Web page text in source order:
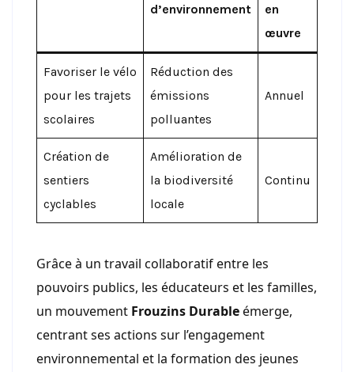
d’environnement
en
œuvre
Favoriser le vélo
pour les trajets
scolaires
Réduction des
émissions
polluantes
Annuel
Création de
sentiers
cyclables
Amélioration de
la biodiversité
locale
Continu
Grâce à un travail collaboratif entre les
pouvoirs publics, les éducateurs et les familles,
un mouvement Frouzins Durableémerge,
centrant ses actions sur l’engagement
environnemental et la formation des jeunes